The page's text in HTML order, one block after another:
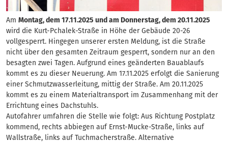
Am Montag, dem 17.11.2025 und am Donnerstag, dem 20.11.2025
wird die Kurt-Pchalek-Straße in Höhe der Gebäude 20-26
vollgesperrt. Hingegen unserer ersten Meldung, ist die Straße
nicht über den gesamten Zeitraum gesperrt, sondern nur an den
besagten zwei Tagen. Aufgrund eines geänderten Bauablaufs
kommt es zu dieser Neuerung. Am 17.11.2025 erfolgt die Sanierung
einer Schmutzwasserleitung, mittig der Straße. Am 20.11.2025
kommt es zu einem Materialtransport im Zusammenhang mit der
Errichtung eines Dachstuhls.
Autofahrer umfahren die Stelle wie folgt: Aus Richtung Postplatz
kommend, rechts abbiegen auf Ernst-Mucke-Straße, links auf
Wallstraße, links auf Tuchmacherstraße. Alternative